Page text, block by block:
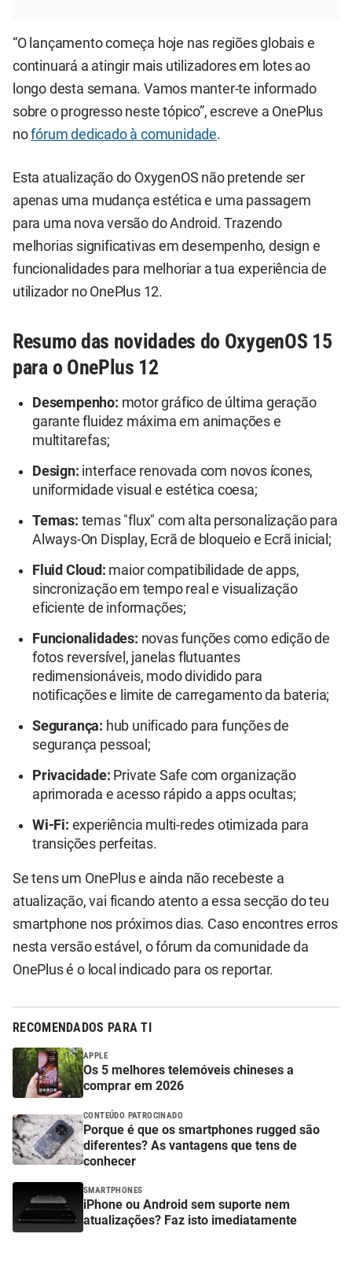
“O lançamento começa hoje nas regiões globais e
continuará a atingir mais utilizadores em lotes ao
longo desta semana. Vamos manter-te informado
sobre o progresso neste tópico”, escreve a OnePlus
nofórum dedicado à comunidade.
Esta atualização do OxygenOS não pretende ser
apenas uma mudança estética e uma passagem
para uma nova versão do Android. Trazendo
melhorias significativas em desempenho, design e
funcionalidades para melhoriar a tua experiência de
utilizador no OnePlus 12.
Resumo das novidades do OxygenOS 15
para o OnePlus 12
Desempenho: motor gráfico de última geração
garante fluidez máxima em animações e
multitarefas;
Design: interface renovada com novos ícones,
uniformidade visual e estética coesa;
Temas: temas "flux" com alta personalização para
Always-On Display, Ecrã de bloqueio e Ecrã inicial;
Fluid Cloud: maior compatibilidade de apps,
sincronização em tempo real e visualização
eficiente de informações;
Funcionalidades: novas funções como edição de
fotos reversível, janelas flutuantes
redimensionáveis, modo dividido para
notificações e limite de carregamento da bateria;
Segurança: hub unificado para funções de
segurança pessoal;
Privacidade: Private Safe com organização
aprimorada e acesso rápido a apps ocultas;
Wi-Fi: experiência multi-redes otimizada para
transições perfeitas.
Se tens um OnePlus e ainda não recebeste a
atualização, vai ficando atento a essa secção do teu
smartphone nos próximos dias. Caso encontres erros
nesta versão estável, o fórum da comunidade da
OnePlus é o local indicado para os reportar.
RECOMENDADOS PARA TI
APPLE
Os 5 melhores telemóveis chineses a
comprar em 2026
CONTEÚDO PATROCINADO
Porque é que os smartphones rugged são
diferentes? As vantagens que tens de
conhecer
SMARTPHONES
iPhone ou Android sem suporte nem
atualizações? Faz isto imediatamente